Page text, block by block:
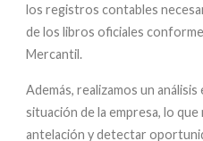
los registros contables
de los libros oficiales
Mercantil.
Además, realizamos un
situación de la empresa, lo
antelación y detectar